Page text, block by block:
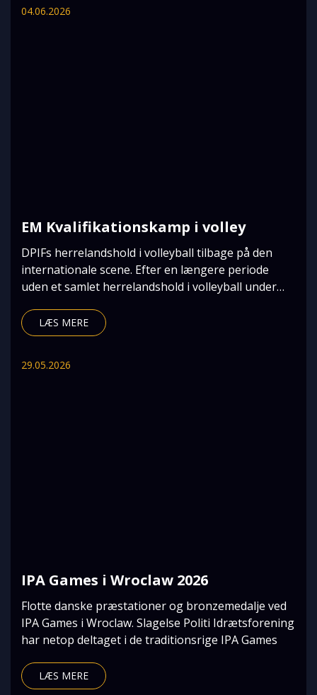
04.06.2026
EM Kvalifikationskamp i volley
DPIFs herrelandshold i volleyball tilbage på den
internationale scene. Efter en længere periode
uden et samlet herrelandshold i volleyball under
LÆS MERE
29.05.2026
IPA Games i Wroclaw 2026
Flotte danske præstationer og bronzemedalje ved
IPA Games i Wroclaw. Slagelse Politi Idrætsforening
har netop deltaget i de traditionsrige IPA Games
LÆS MERE